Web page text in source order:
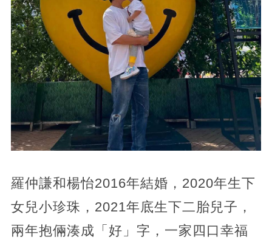
羅仲謙和楊怡2016年結婚，2020年生下
女兒小珍珠，2021年底生下二胎兒子，
兩年抱倆湊成「好」字，一家四口幸福